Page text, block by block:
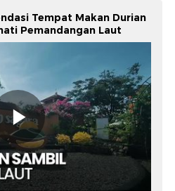
Tempat Makan Durian
Pemandangan Laut